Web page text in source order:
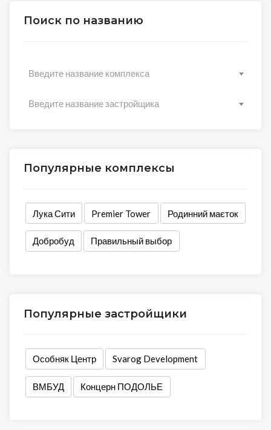
Поиск по названию
Введите название комплекса
Введите название застройщика
Популярные комплексы
Лука Сити Premier Tower Родинний маєток
Добробуд Правильный выбор
Популярные застройщики
Особняк Центр Svarog Development
ВМБУД Концерн ПОДОЛЬЕ